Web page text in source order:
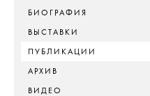
БИОГРАФИЯ
ВЫСТАВКИ
ПУБЛИКАЦИИ
АРХИВ
ВИДЕО